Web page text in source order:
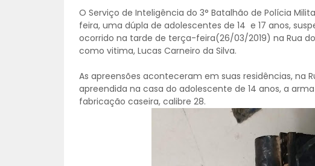
O Serviço de Inteligência do 3° Batalhão de Polícia
feira, uma dúpla de adolescentes de 14 e 17 anos,
ocorrido na tarde de terça-feira(26/03/2019) na Rua
como vitima, Lucas Carneiro da Silva.
As apreensões aconteceram em suas residências, na
apreendida na casa do adolescente de 14 anos, a
fabricação caseira, calibre 28.